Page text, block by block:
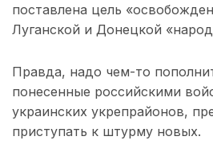
поставлена цель
Луганской и Донецкой
Правда, надо чем-то
понесенные российскими
украинских укрепрайонов,
приступать к штурму новых.